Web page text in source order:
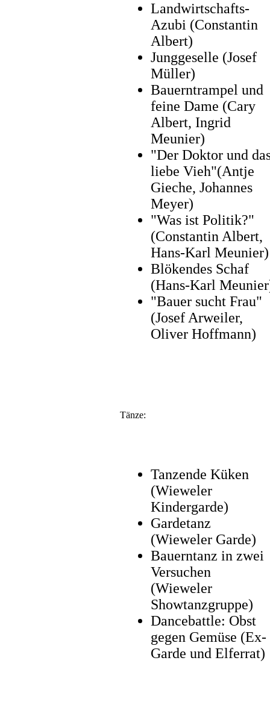
Landwirtschafts-
Azubi (Constantin
Albert)
Junggeselle (Josef
Müller)
Bauerntrampel und
feine Dame (Cary
Albert, Ingrid
Meunier)
"Der Doktor und
liebe Vieh"(Antje
Gieche, Johannes
Meyer)
"Was ist Politik?"
(Constantin Albert,
Hans-Karl Meunier)
Blökendes Schaf
(Hans-Karl
"Bauer sucht Frau"
(Josef Arweiler,
Oliver Hoffmann)
Tänze:
Tanzende Küken
(Wieweler
Kindergarde)
Gardetanz
(Wieweler Garde)
Bauerntanz in zwei
Versuchen
(Wieweler
Showtanzgruppe)
Dancebattle: Obst
gegen Gemüse (Ex-
Garde und Elferrat)